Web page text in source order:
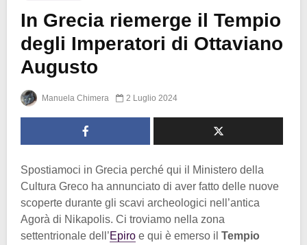
In Grecia riemerge il Tempio
degli Imperatori di Ottaviano
Augusto
Manuela Chimera 2 Luglio 2024
Spostiamoci in Grecia perché qui il Ministero della
Cultura Greco ha annunciato di aver fatto delle nuove
scoperte durante gli scavi archeologici nell’antica
Agorà di Nikapolis. Ci troviamo nella zona
settentrionale dell’Epiro e qui è emerso il Tempio